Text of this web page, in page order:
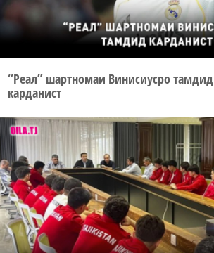
“Реал” шартномаи Винисиусро тамдид
карданист